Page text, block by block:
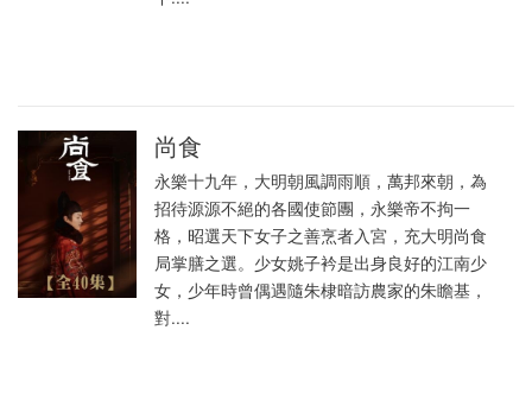
尚食
永樂十九年，大明朝風調雨順，萬邦來朝，為
招待源源不絕的各國使節團，永樂帝不拘一
格，昭選天下女子之善烹者入宮，充大明尚食
局掌膳之選。少女姚子衿是出身良好的江南少
女，少年時曾偶遇隨朱棣暗訪農家的朱瞻基，
對....